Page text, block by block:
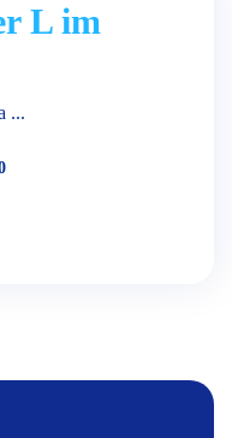
L im
...